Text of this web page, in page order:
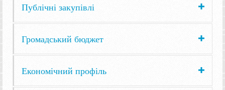
Публічні закупівлі
Громадський бюджет
Економічний профіль